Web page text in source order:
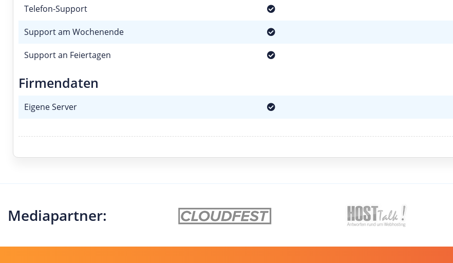
Telefon-Support
Support am Wochenende
Support an Feiertagen
Firmendaten
Eigene Server
Mediapartner: